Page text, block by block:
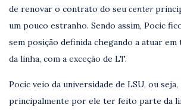
de renovar o contrato do seu center
um pouco estranho. Sendo assim, Pocic
sem posição definida chegando a atuar em
da linha, com a exceção de LT.
Pocic veio da universidade de LSU, ou seja,
principalmente por ele ter feito parte da